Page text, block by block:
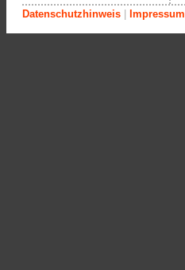
Datenschutzhinweis Impressum